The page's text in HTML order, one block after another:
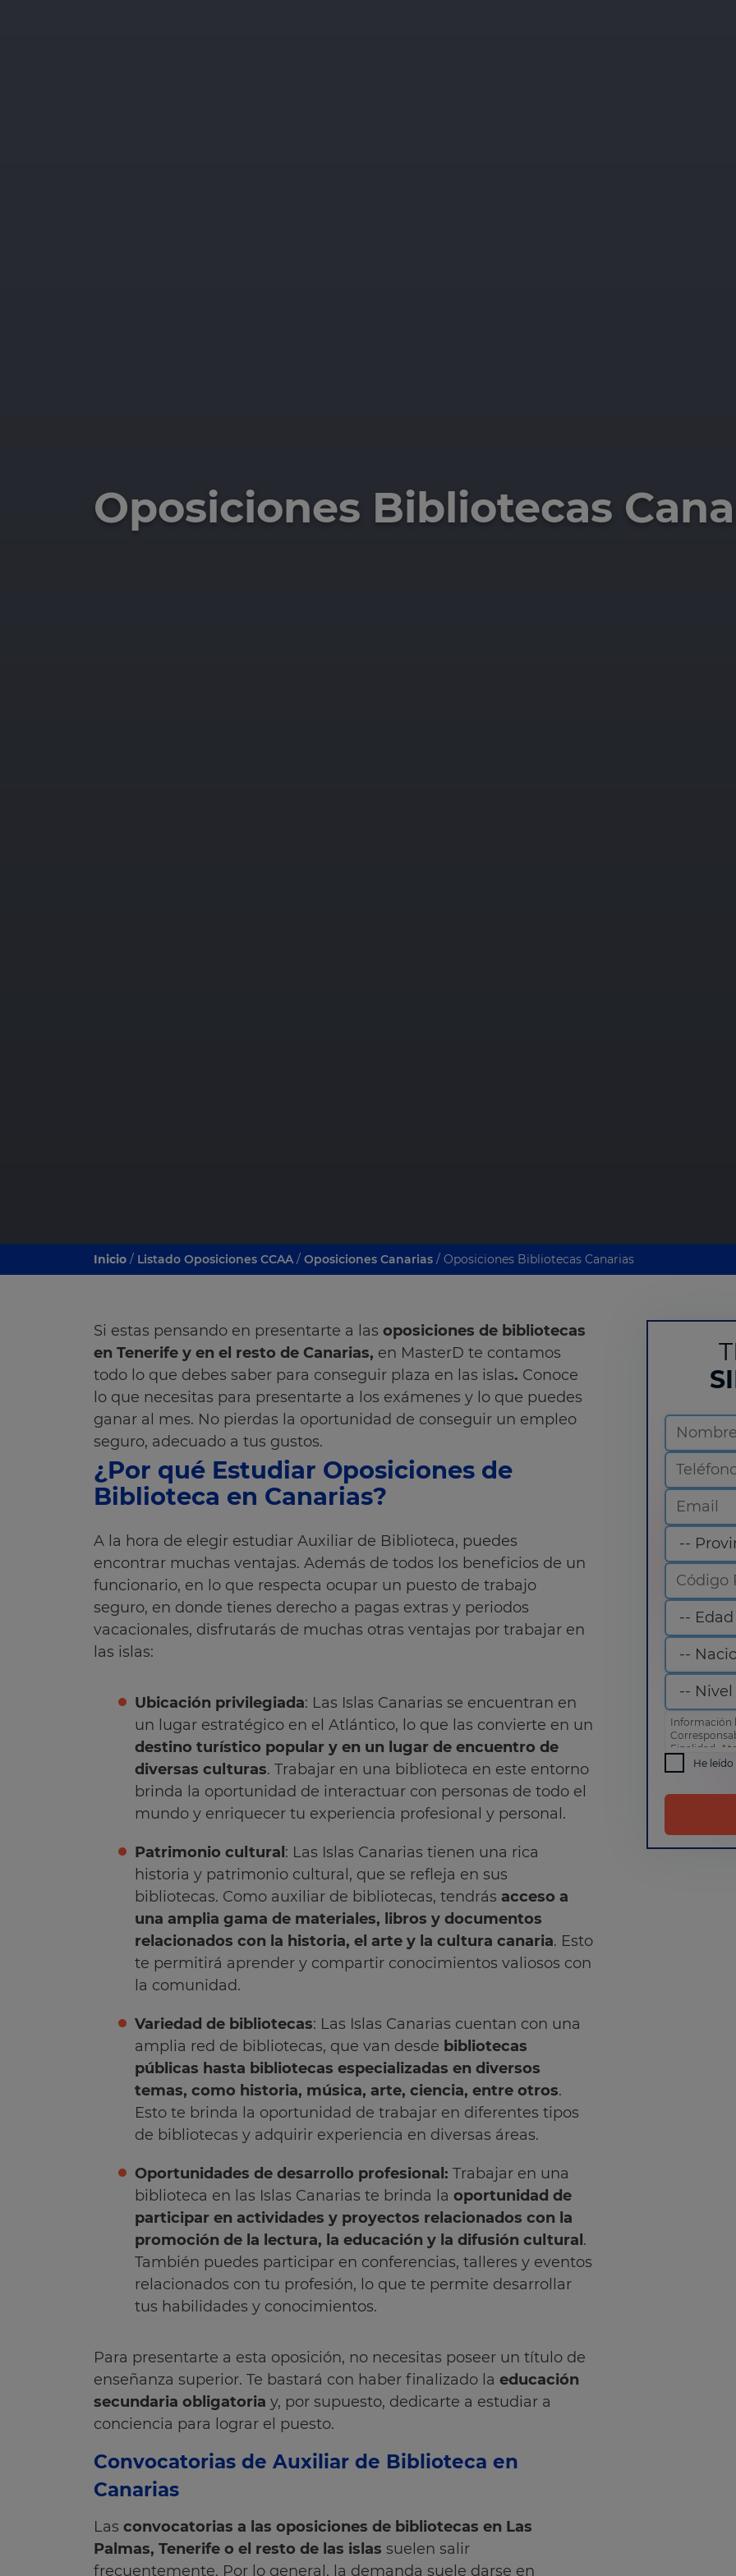
Oposiciones Bibliotecas
Inicio / Listado Oposiciones CCAA/ Oposiciones Canarias / Oposiciones Bibliotecas Canarias
Si estas pensando en presentarte a las oposiciones de bibliotecas
en Tenerife y en el resto de Canarias, en MasterD te contamos
todo lo que debes saber para conseguir plaza en las islas. Conoce
lo que necesitas para presentarte a los exámenes y lo que puedes
ganar al mes. No pierdas la oportunidad de conseguir un empleo
seguro, adecuado a tus gustos.
¿Por qué Estudiar Oposiciones de
Biblioteca en Canarias?
A la hora de elegir estudiar Auxiliar de Biblioteca, puedes
encontrar muchas ventajas. Además de todos los beneficios de un
funcionario, en lo que respecta ocupar un puesto de trabajo
seguro, en donde tienes derecho a pagas extras y periodos
vacacionales, disfrutarás de muchas otras ventajas por trabajar en
las islas:
Ubicación privilegiada: Las Islas Canarias se encuentran en
un lugar estratégico en el Atlántico, lo que las convierte en un
destino turístico popular y en un lugar de encuentro de
diversas culturas. Trabajar en una biblioteca en este entorno
brinda la oportunidad de interactuar con personas de todo el
mundo y enriquecer tu experiencia profesional y personal.
Patrimonio cultural: Las Islas Canarias tienen una rica
historia y patrimonio cultural, que se refleja en sus
bibliotecas. Como auxiliar de bibliotecas, tendrás acceso a
una amplia gama de materiales, libros y documentos
relacionados con la historia, el arte y la cultura canaria. Esto
te permitirá aprender y compartir conocimientos valiosos con
la comunidad.
Variedad de bibliotecas: Las Islas Canarias cuentan con una
amplia red de bibliotecas, que van desde bibliotecas
públicas hasta bibliotecas especializadas en diversos
temas, como historia, música, arte, ciencia, entre otros.
Esto te brinda la oportunidad de trabajar en diferentes tipos
de bibliotecas y adquirir experiencia en diversas áreas.
Oportunidades de desarrollo profesional: Trabajar en una
biblioteca en las Islas Canarias te brinda la oportunidad de
participar en actividades y proyectos relacionados con la
promoción de la lectura, la educación y la difusión cultural.
También puedes participar en conferencias, talleres y eventos
relacionados con tu profesión, lo que te permite desarrollar
tus habilidades y conocimientos.
Para presentarte a esta oposición, no necesitas poseer un título de
enseñanza superior. Te bastará con haber finalizado la educación
secundaria obligatoria y, por supuesto, dedicarte a estudiar a
conciencia para lograr el puesto.
Convocatorias de Auxiliar de Biblioteca en
Canarias
Las convocatorias a las oposiciones de bibliotecas en Las
Palmas, Tenerife o el resto de las islas suelen salir
frecuentemente. Por lo general, la demanda suele darse en
Información
Finalidad:
comercial
Derechos:
He